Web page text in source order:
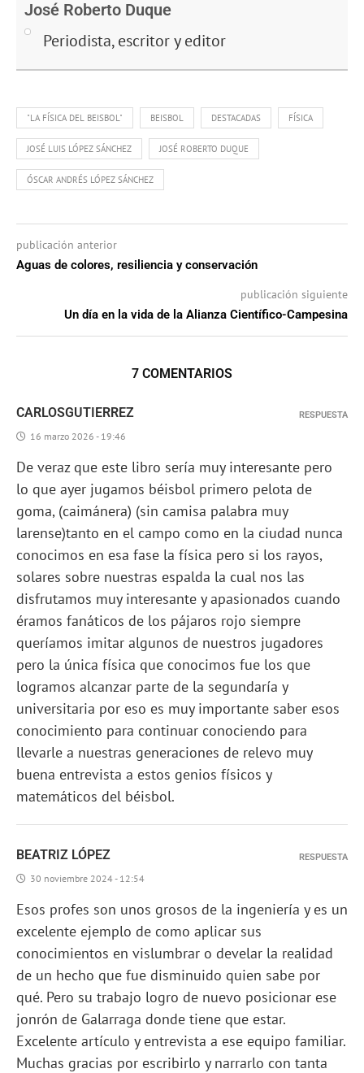
José Roberto Duque
Periodista, escritor y editor
"LA FÍSICA DEL BEISBOL" BEISBOL DESTACADAS FÍSICA
JOSÉ LUIS LÓPEZ SÁNCHEZ JOSÉ ROBERTO DUQUE
ÓSCAR ANDRÉS LÓPEZ SÁNCHEZ
publicación anterior
Aguas de colores, resiliencia y conservación
publicación siguiente
Un día en la vida de la Alianza Científico-Campesina
7 COMENTARIOS
CARLOSGUTIERREZ
16 marzo 2026 - 19:46
De veraz que este libro sería muy interesante pero
lo que ayer jugamos béisbol primero pelota de
goma, (caimánera) (sin camisa palabra muy
larense)tanto en el campo como en la ciudad nunca
conocimos en esa fase la física pero si los rayos,
solares sobre nuestras espalda la cual nos las
disfrutamos muy interesante y apasionados cuando
éramos fanáticos de los pájaros rojo siempre
queríamos imitar algunos de nuestros jugadores
pero la única física que conocimos fue los que
logramos alcanzar parte de la segundaría y
universitaria por eso es muy importante saber esos
conocimiento para continuar conociendo para
llevarle a nuestras generaciones de relevo muy
buena entrevista a estos genios físicos y
matemáticos del béisbol.
RESPUESTA
BEATRIZ LÓPEZ
30 noviembre 2024 - 12:54
Esos profes son unos grosos de la ingeniería y es un
excelente ejemplo de como aplicar sus
conocimientos en vislumbrar o develar la realidad
de un hecho que fue disminuido quien sabe por
qué. Pero su trabajo logro de nuevo posicionar ese
jonrón de Galarraga donde tiene que estar.
Excelente artículo y entrevista a ese equipo familiar.
Muchas gracias por escribirlo y narrarlo con tanta
RESPUESTA